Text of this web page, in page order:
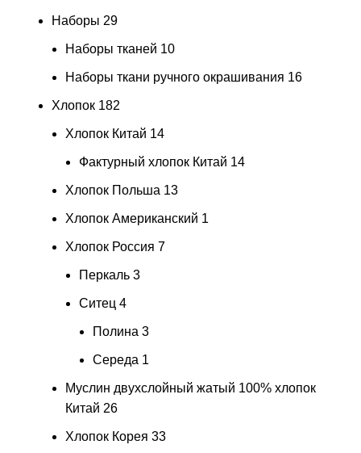
Наборы 29
Наборы тканей 10
Наборы ткани ручного окрашивания 16
Хлопок 182
Хлопок Китай 14
Фактурный хлопок Китай 14
Хлопок Польша 13
Хлопок Американский 1
Хлопок Россия 7
Перкаль 3
Ситец 4
Полина 3
Середа 1
Муслин двухслойный жатый 100% хлопок
Китай 26
Хлопок Корея 33